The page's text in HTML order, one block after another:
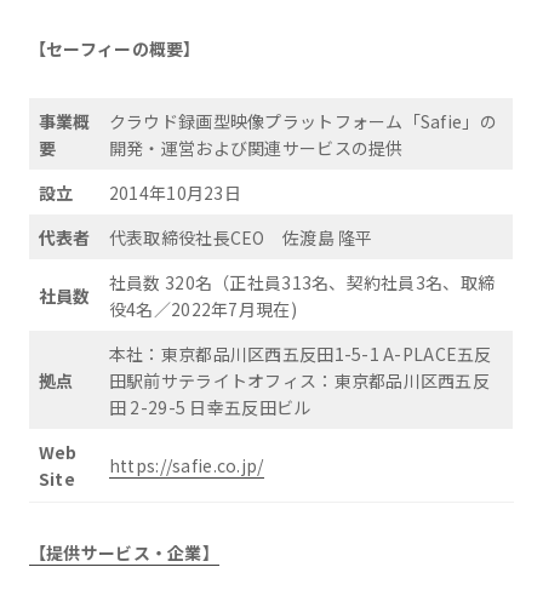
【セーフィーの概要】
事業概
要
クラウド録画型映像プラットフォーム「Safie」の
開発・運営および関連サービスの提供
設立
2014年10月23日
代表者
代表取締役社長CEO 佐渡島 隆平
社員数
社員数 320名（正社員313名、契約社員3名、取締
役4名／2022年7月現在)
拠点
本社：東京都品川区西五反田1-5-1 A-PLACE五反
田駅前サテライトオフィス：東京都品川区西五反
田 2-29-5 日幸五反田ビル
Web
Site
https://safie.co.jp/
【提供サービス・企業】